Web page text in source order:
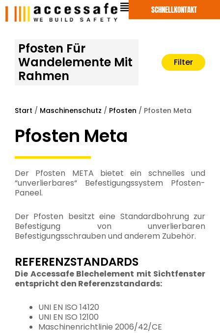
Zum
SCHNELLKONTAKT
Pfosten Für
Wandelemente Mit
Rahmen
Filter
Start / Maschinenschutz / Pfosten / Pfosten Meta
Pfosten Meta
Der Pfosten META bietet ein schnelles und
“unverlierbares“ Befestigungssystem Pfosten-
Paneel.
Der Pfosten besitzt eine Standardbohrung zur
Befestigung von unverlierbaren
Befestigungsschrauben und anderem Zubehör.
REFERENZSTANDARDS
Die Accessafe Blechelement mit Sichtfenster
entspricht den Referenzstandards:
UNI EN ISO 14120
UNI EN ISO 12100
Maschinenrichtlinie 2006/42/CE